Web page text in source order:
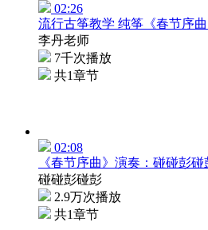
02:26
流行古筝教学 纯筝《春节序
李丹老师
7千次播放
共1章节
02:08
《春节序曲》演奏：碰碰彭碰
碰碰彭碰彭
2.9万次播放
共1章节